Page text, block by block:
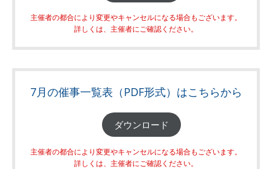
主催者の都合により変更やキャンセルになる場合もございます。
詳しくは、主催者にご確認ください。
7月の催事一覧表（PDF形式）はこちらから
ダウンロード
主催者の都合により変更やキャンセルになる場合もございます。
詳しくは、主催者にご確認ください。